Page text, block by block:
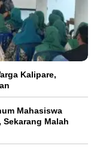
Kalipare,
Mahasiswa
Malah